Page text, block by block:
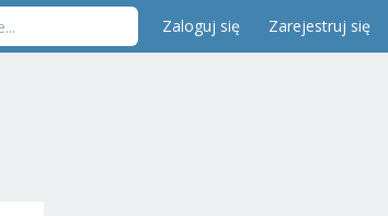
Zaloguj się Zarejestruj się